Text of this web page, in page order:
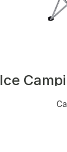
Ice